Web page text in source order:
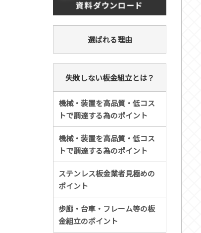
選ばれる理由
失敗しない板金組立とは？
機械・装置を高品質・低コス
トで調達する為のポイント
機械・装置を高品質・低コス
トで調達する為のポイント
ステンレス板金業者見極めの
ポイント
歩廊・台車・フレーム等の板
金組立のポイント